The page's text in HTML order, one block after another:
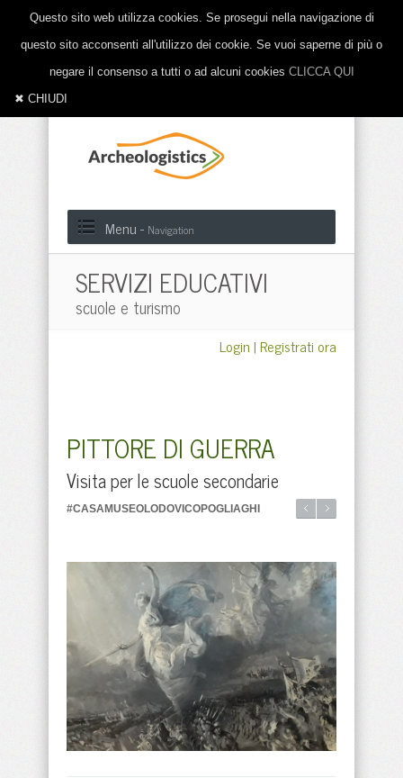
Menu - Navigation
SERVIZI EDUCATIVI
scuole e turismo
Login|Registrati ora
PITTORE DI GUERRA
Visita per le scuole secondarie
#CASAMUSEOLODOVICOPOGLIAGHI
Questo sito web utilizza cookies. Se prosegui nella navigazione di
questo sito acconsenti all'utilizzo dei cookie. Se vuoi saperne di più o
negare il consenso a tutti o ad alcuni cookies CLICCA QUI
✖ CHIUDI